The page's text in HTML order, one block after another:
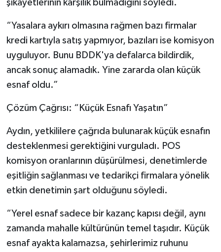
şikayetlerinin karşılık bulmadığını söyledi.
“Yasalara aykırı olmasına rağmen bazı firmalar
kredi kartıyla satış yapmıyor, bazıları ise komisyon
uyguluyor. Bunu BDDK'ya defalarca bildirdik,
ancak sonuç alamadık. Yine zararda olan küçük
esnaf oldu.”
Çözüm Çağrısı: “Küçük Esnafı Yaşatın”
Aydın, yetkililere çağrıda bulunarak küçük esnafın
desteklenmesi gerektiğini vurguladı. POS
komisyon oranlarının düşürülmesi, denetimlerde
eşitliğin sağlanması ve tedarikçi firmalara yönelik
etkin denetimin şart olduğunu söyledi.
“Yerel esnaf sadece bir kazanç kapısı değil, aynı
zamanda mahalle kültürünün temel taşıdır. Küçük
esnaf ayakta kalamazsa, şehirlerimiz ruhunu